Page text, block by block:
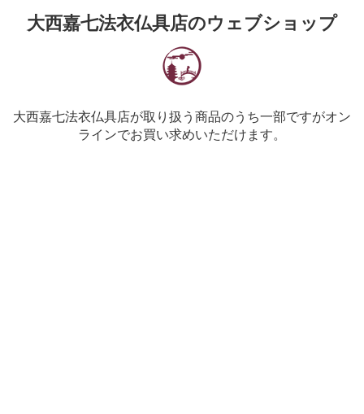
大西嘉七法衣仏具店のウェブショップ
大西嘉七法衣仏具店が取り扱う商品のうち一部ですがオン
ラインでお買い求めいただけます。